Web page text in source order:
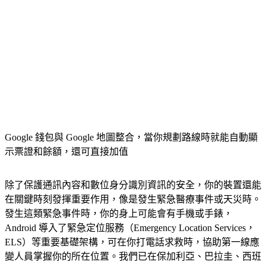
Google 錢包與 Google 地圖整合，當你規劃路線時就能自動顯
示票證和餘額，還可直接加值
除了保護通訊內容和數位身分識別資訊的安全，你的裝置還能
在關鍵時刻發揮重要作用，像是發生緊急醫療事件或天災時。
發生這類緊急事件時，你的身上可能會有手機或手錶，
Android 導入了緊急定位服務（Emergency Location Services，
ELS）等重要基礎架構，可在你打電話求救時，協助第一線應
變人員掌握你的所在位置。我們已在保加利亞、巴拉圭、西班